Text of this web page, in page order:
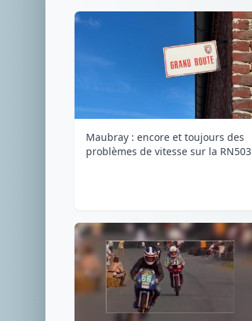
Maubray : encore et toujours des
problèmes de vitesse sur la RN503